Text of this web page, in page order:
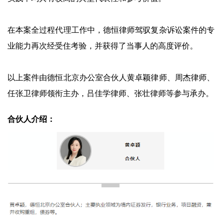
在本案全过程代理工作中，德恒律师驾驭复杂诉讼案件的专
业能力再次经受住考验，并获得了当事人的高度评价。
以上案件由德恒北京办公室合伙人黄卓颖律师、周杰律师、
任张卫律师领衔主办，吕佳学律师、张壮律师等参与承办。
合伙人介绍：